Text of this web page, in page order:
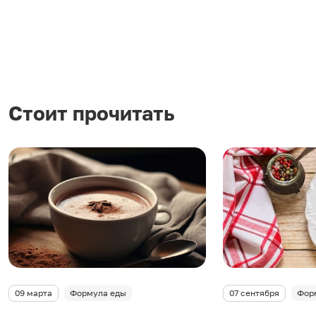
Стоит прочитать
09 марта Формула еды 07 сентября